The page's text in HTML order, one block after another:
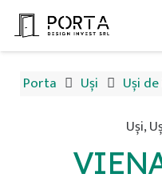
Porta Uși Uși
Uși,